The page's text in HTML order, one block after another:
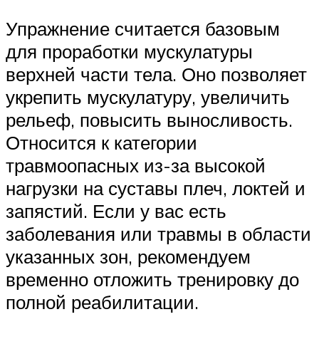
Упражнение считается базовым
для проработки мускулатуры
верхней части тела. Оно позволяет
укрепить мускулатуру, увеличить
рельеф, повысить выносливость.
Относится к категории
травмоопасных из-за высокой
нагрузки на суставы плеч, локтей и
запястий. Если у вас есть
заболевания или травмы в области
указанных зон, рекомендуем
временно отложить тренировку до
полной реабилитации.